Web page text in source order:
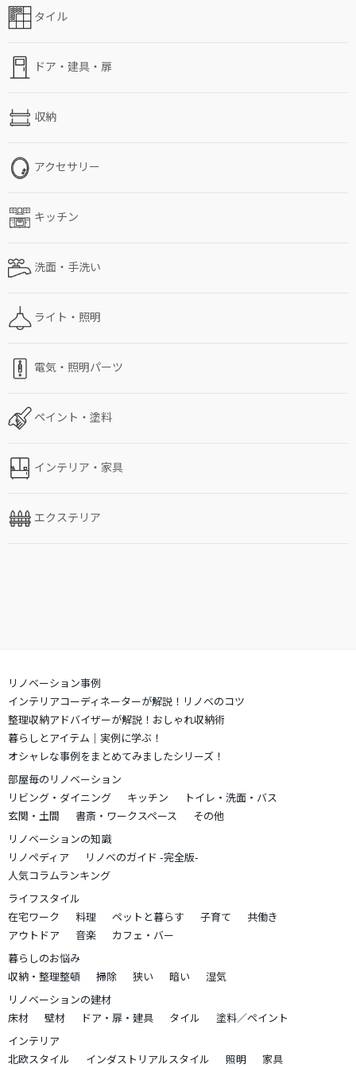
タイル
ドア・建具・扉
収納
アクセサリー
キッチン
洗面・手洗い
ライト・照明
電気・照明パーツ
ペイント・塗料
インテリア・家具
エクステリア
リノベーション事例
インテリアコーディネーターが解説！リノベのコツ
整理収納アドバイザーが解説！おしゃれ収納術
暮らしとアイテム｜実例に学ぶ！
オシャレな事例をまとめてみましたシリーズ！
部屋毎のリノベーション
リビング・ダイニング
キッチン
トイレ・洗面・バス
玄関・土間
書斎・ワークスペース
その他
リノベーションの知識
リノペディア
リノベのガイド -完全版-
人気コラムランキング
ライフスタイル
在宅ワーク
料理 ペットと暮らす 子育て
共働き
アウトドア
音楽
カフェ・バー
暮らしのお悩み
収納・整理整頓
掃除 狭い 暗い
湿気
リノベーションの建材
床材
壁材 ドア・扉・建具 タイル
塗料／ペイント
インテリア
北欧スタイル
インダストリアルスタイル 照明
家具